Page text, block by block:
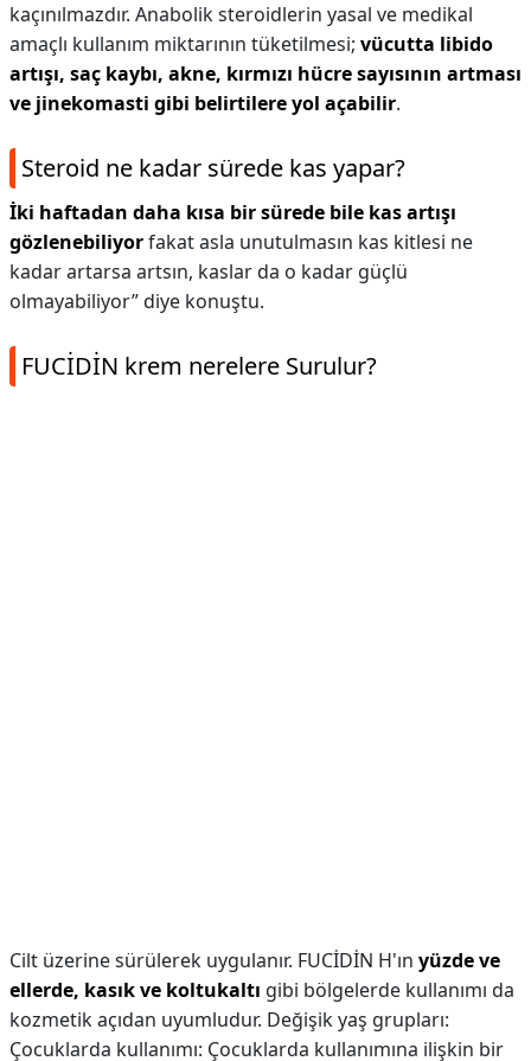
kaçınılmazdır. Anabolik steroidlerin yasal ve medikal
amaçlı kullanım miktarının tüketilmesi; vücutta libido
artışı, saç kaybı, akne, kırmızı hücre sayısının artması
ve jinekomasti gibi belirtilere yol açabilir.
Steroid ne kadar sürede kas yapar?
İki haftadan daha kısa bir sürede bile kas artışı
gözlenebiliyorfakat asla unutulmasın kas kitlesi ne
kadar artarsa artsın, kaslar da o kadar güçlü
olmayabiliyor” diye konuştu.
FUCİDİN krem nerelere Surulur?
Cilt üzerine sürülerek uygulanır. FUCİDİN H'ın yüzde ve
ellerde, kasık ve koltukaltı gibi bölgelerde kullanımı da
kozmetik açıdan uyumludur. Değişik yaş grupları:
Çocuklarda kullanımı: Çocuklarda kullanımına ilişkin bir